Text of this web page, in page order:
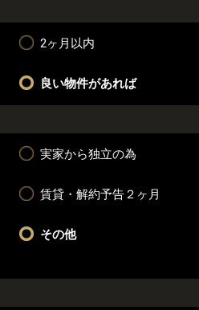
2ヶ月以内
良い物件があれば
実家から独立の為
賃貸・解約予告２ヶ月
その他